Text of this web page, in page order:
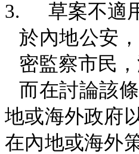
3.
草案不適
於內地公安
密監察市民
而在討論該
地或海外政府
在內地或海外